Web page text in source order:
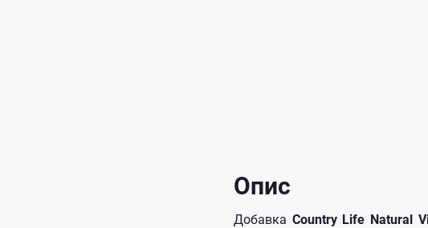
Опис
Добавка Country Life Natural